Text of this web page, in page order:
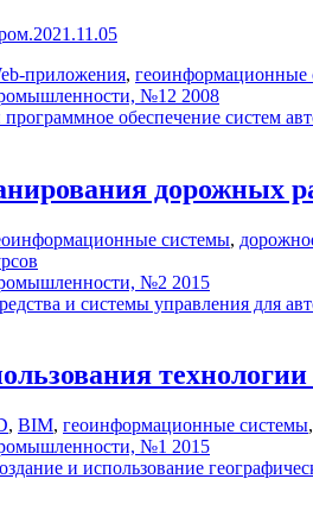
приложения, геоинформационные
№12 2008
обеспечение систем
дорожных
системы,
№2 2015
и системы управления для
, BIM, геоинформационные системы,
№1 2015
и использование